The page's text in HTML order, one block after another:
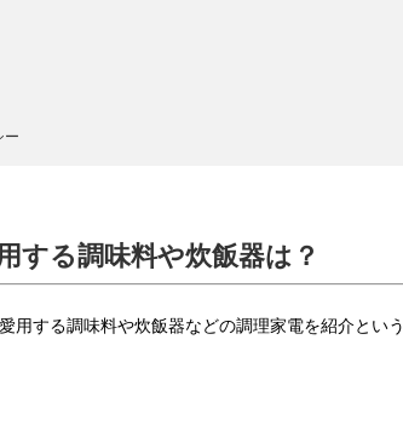
ー
する調味料や炊飯器は？
用する調味料や炊飯器などの調理家電を紹介という